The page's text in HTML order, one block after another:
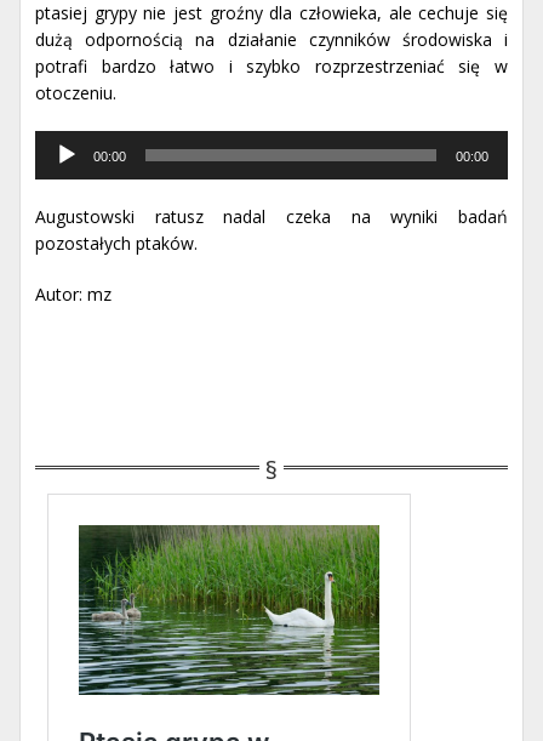
ptasiej grypy nie jest groźny dla człowieka, ale cechuje się
dużą odpornością na działanie czynników środowiska i
potrafi bardzo łatwo i szybko rozprzestrzeniać się w
otoczeniu.
Odtwarzacz
muzyki
00:00 00:00
Augustowski ratusz nadal czeka na wyniki badań
pozostałych ptaków.
Autor: mz